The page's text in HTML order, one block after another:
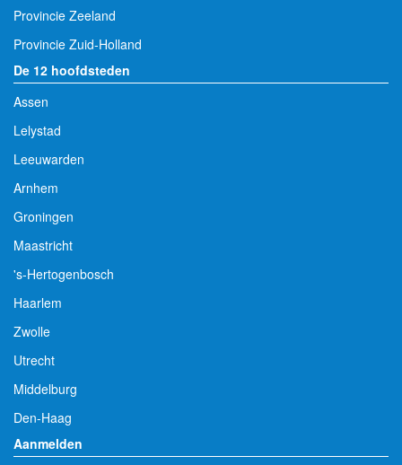
Provincie Zeeland
Provincie Zuid-Holland
De 12 hoofdsteden
Assen
Lelystad
Leeuwarden
Arnhem
Groningen
Maastricht
's-Hertogenbosch
Haarlem
Zwolle
Utrecht
Middelburg
Den-Haag
Aanmelden